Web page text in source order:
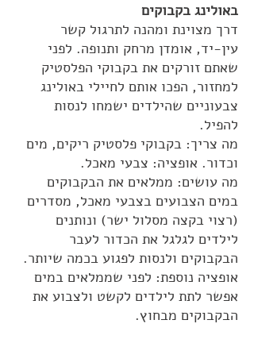
באולינג בקבוקים
דרך מצוינת ומהנה לתרגול קשר
עין-יד, אומדן מרחק ותנופה. לפני
שאתם זורקים את בקבוקי הפלסטיק
למחזור, הפכו אותם לחיילי באולינג
צבעוניים שהילדים ישמחו לנסות
להפיל.
מה צריך: בקבוקי פלסטיק ריקים, מים
וכדור. אופציה: צבעי מאכל.
מה עושים: ממלאים את הבקבוקים
במים הצבועים בצבעי מאכל, מסדרים
(רצוי בקצה מסלול ישר) ונותנים
לילדים לגלגל את הכדור לעבר
הבקבוקים ולנסות לפגוע בכמה שיותר.
אופציה נוספת: לפני שממלאים במים
אפשר לתת לילדים לקשט ולצבוע את
הבקבוקים מבחוץ.